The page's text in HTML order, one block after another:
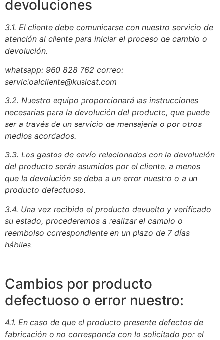
devoluciones
3.1. El cliente debe comunicarse con nuestro servicio de
atención al cliente para iniciar el proceso de cambio o
devolución.
whatsapp: 960 828 762 correo:
servicioalcliente@kusicat.com
3.2. Nuestro equipo proporcionará las instrucciones
necesarias para la devolución del producto, que puede
ser a través de un servicio de mensajería o por otros
medios acordados.
3.3. Los gastos de envío relacionados con la devolución
del producto serán asumidos por el cliente, a menos
que la devolución se deba a un error nuestro o a un
producto defectuoso.
3.4. Una vez recibido el producto devuelto y verificado
su estado, procederemos a realizar el cambio o
reembolso correspondiente en un plazo de 7 días
hábiles.
Cambios por producto
defectuoso o error nuestro:
4.1. En caso de que el producto presente defectos de
fabricación o no corresponda con lo solicitado por el